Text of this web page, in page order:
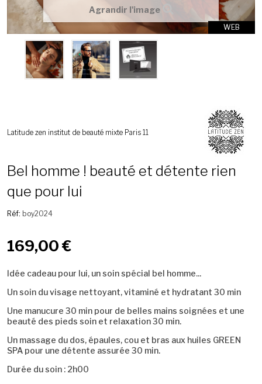
Agrandir l'image
WEB
Latitude zen institut de beauté mixte Paris 11
Bel homme ! beauté et détente rien
que pour lui
Réf: boy2024
169,00 €
Idée cadeau pour lui, un soin spécial bel homme...
Un soin du visage nettoyant, vitaminé et hydratant 30 min
Une manucure 30 min pour de belles mains soignées et une
beauté des pieds soin et relaxation 30 min.
Un massage du dos, épaules, cou et bras aux huiles GREEN
SPA pour une détente assurée 30 min.
Durée du soin : 2h00